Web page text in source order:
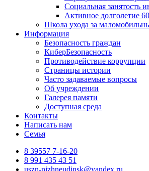
Социальная занятость
Активное долголетие
Школа ухода за
Информация
Безопасность граждан
КиберБезопасность
Противодействие коррупции
Страницы истории
Часто задаваемые вопросы
Об учреждении
Галерея памяти
Доступная среда
Контакты
Написать нам
Семья
8 39557 7-16-20
8 991 435 43 51
uszn-nizhneudinsk@yandex.ru